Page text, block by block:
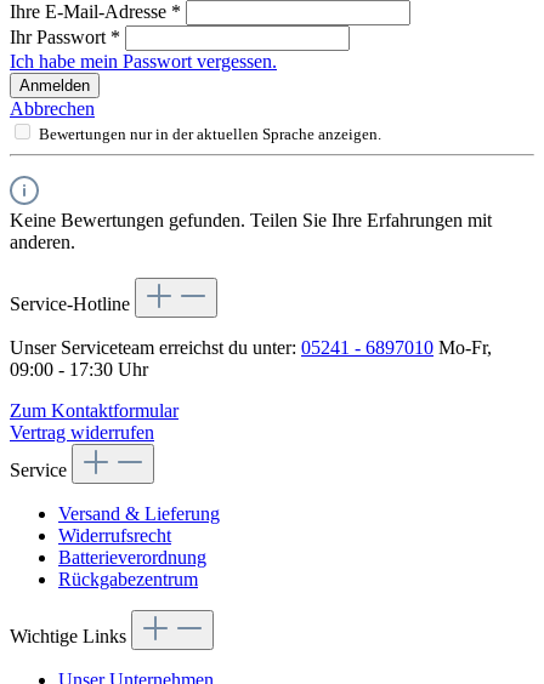
Ihre E-Mail-Adresse *
Ihr Passwort *
Ich habe mein Passwort vergessen.
Anmelden
Abbrechen
Bewertungen nur in der aktuellen Sprache anzeigen.
Keine Bewertungen gefunden. Teilen Sie Ihre Erfahrungen mit
anderen.
Service-Hotline
Unser Serviceteam erreichst du unter: 05241 - 6897010 Mo-Fr,
09:00 - 17:30 Uhr
Zum Kontaktformular
Vertrag widerrufen
Service
Versand & Lieferung
Widerrufsrecht
Batterieverordnung
Rückgabezentrum
Wichtige Links